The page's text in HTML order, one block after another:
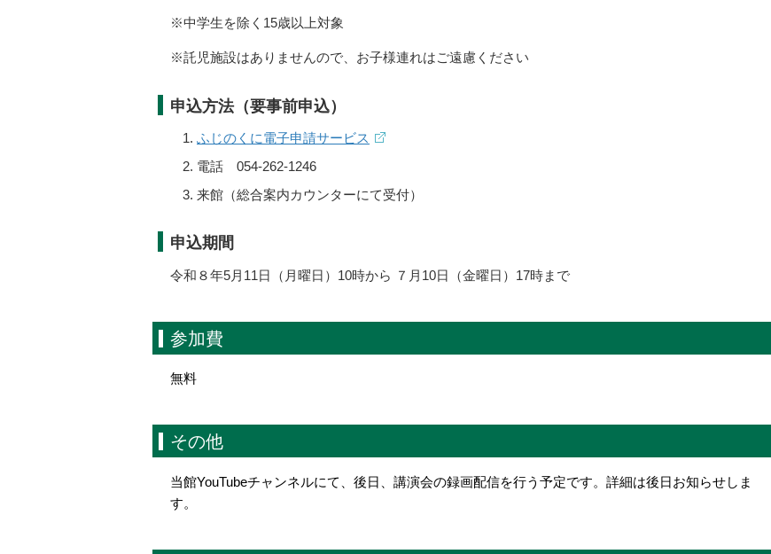
※中学生を除く15歳以上対象
※託児施設はありませんので、お子様連れはご遠慮ください
申込方法（要事前申込）
ふじのくに電子申請サービス
電話 054-262-1246
来館（総合案内カウンターにて受付）
申込期間
令和８年5月11日（月曜日）10時から ７月10日（金曜日）17時まで
参加費
無料
その他
当館YouTubeチャンネルにて、後日、講演会の録画配信を行う予定です。詳細は後日お知らせしま
す。